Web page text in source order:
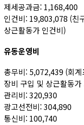
제세공과금: 1,168,400
인건비: 19,803,078 (친
상근활동가 인건비)
유동운영비
총무비: 5,072,439 (회
장비 구입 및 상근활동
관리비: 320,930
광고선전비: 304,890
통신비: 100,740